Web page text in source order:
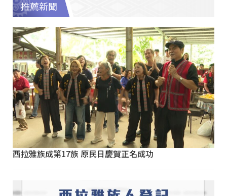
推薦新聞
西拉雅族成第17族 原民日慶賀正名成功